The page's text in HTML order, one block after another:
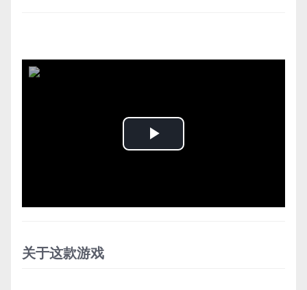
Play
关于这款游戏